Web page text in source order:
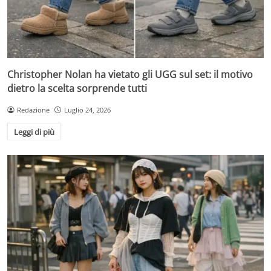
Christopher Nolan ha vietato gli UGG sul set: il motivo
dietro la scelta sorprende tutti
Redazione Luglio 24, 2026
Leggi di più